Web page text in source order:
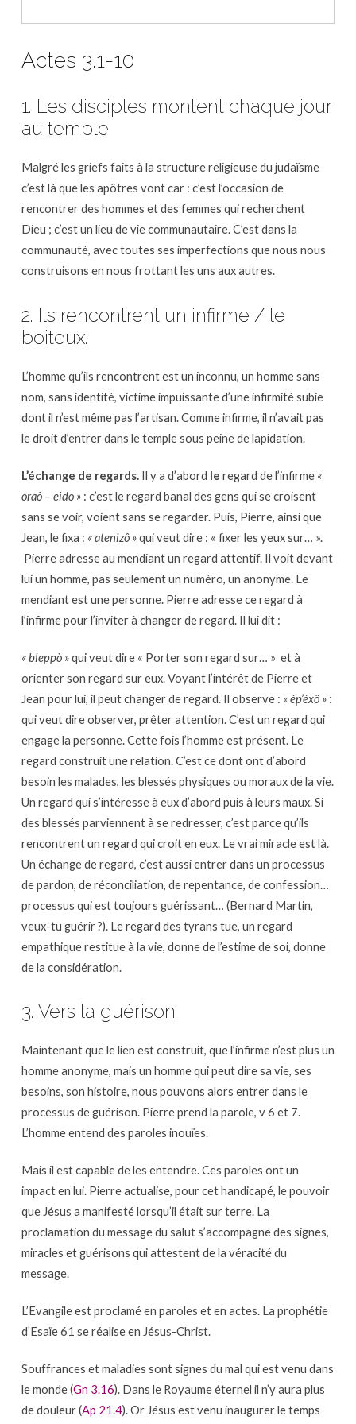
Actes 3.1-10
1. Les disciples montent chaque jour
au temple
Malgré les griefs faits à la structure religieuse du judaïsme
c’est là que les apôtres vont car : c’est l’occasion de
rencontrer des hommes et des femmes qui recherchent
Dieu ; c’est un lieu de vie communautaire. C’est dans la
communauté, avec toutes ses imperfections que nous nous
construisons en nous frottant les uns aux autres.
2. Ils rencontrent un infirme / le
boiteux.
L’homme qu’ils rencontrent est un inconnu, un homme sans
nom, sans identité, victime impuissante d’une infirmité subie
dont il n’est même pas l’artisan. Comme infirme, il n’avait pas
le droit d’entrer dans le temple sous peine de lapidation.
L’échange de regards. Il y a d’abord le regard de l’infirme «
oraô – eido »: c’est le regard banal des gens qui se croisent
sans se voir, voient sans se regarder. Puis, Pierre, ainsi que
Jean, le fixa : « atenizô »qui veut dire : « fixer les yeux sur… ».
Pierre adresse au mendiant un regard attentif. Il voit devant
lui un homme, pas seulement un numéro, un anonyme. Le
mendiant est une personne. Pierre adresse ce regard à
l’infirme pour l’inviter à changer de regard. Il lui dit :
« bleppò »qui veut dire « Porter son regard sur… » et à
orienter son regard sur eux. Voyant l’intérêt de Pierre et
Jean pour lui, il peut changer de regard. Il observe : « ép’éxô »:
qui veut dire observer, prêter attention. C’est un regard qui
engage la personne. Cette fois l’homme est présent. Le
regard construit une relation. C’est ce dont ont d’abord
besoin les malades, les blessés physiques ou moraux de la vie.
Un regard qui s’intéresse à eux d’abord puis à leurs maux. Si
des blessés parviennent à se redresser, c’est parce qu’ils
rencontrent un regard qui croit en eux. Le vrai miracle est là.
Un échange de regard, c’est aussi entrer dans un processus
de pardon, de réconciliation, de repentance, de confession…
processus qui est toujours guérissant… (Bernard Martin,
veux-tu guérir ?). Le regard des tyrans tue, un regard
empathique restitue à la vie, donne de l’estime de soi, donne
de la considération.
3. Vers la guérison
Maintenant que le lien est construit, que l’infirme n’est plus un
homme anonyme, mais un homme qui peut dire sa vie, ses
besoins, son histoire, nous pouvons alors entrer dans le
processus de guérison. Pierre prend la parole, v 6 et 7.
L’homme entend des paroles inouïes.
Mais il est capable de les entendre. Ces paroles ont un
impact en lui. Pierre actualise, pour cet handicapé, le pouvoir
que Jésus a manifesté lorsqu’il était sur terre. La
proclamation du message du salut s’accompagne des signes,
miracles et guérisons qui attestent de la véracité du
message.
L’Evangile est proclamé en paroles et en actes. La prophétie
d’Esaïe 61 se réalise en Jésus-Christ.
Souffrances et maladies sont signes du mal qui est venu dans
le monde (Gn 3.16). Dans le Royaume éternel il n’y aura plus
de douleur (Ap 21.4). Or Jésus est venu inaugurer le temps